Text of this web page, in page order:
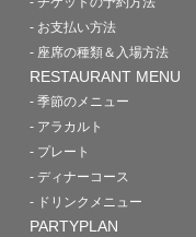
- お支払い方法
- 座席の種類＆入場方法
RESTAURANT MENU
- 季節のメニュー
- アラカルト
- プレート
- ディナーコース
- ドリンクメニュー
PARTYPLAN